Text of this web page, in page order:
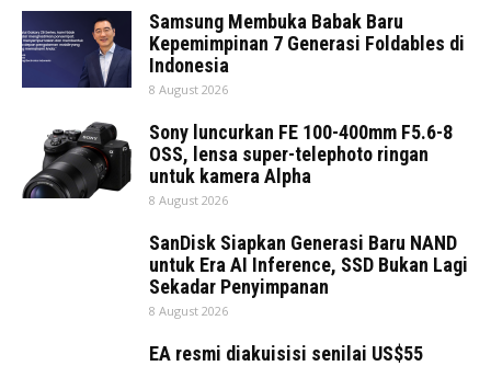
Samsung Membuka Babak Baru
Kepemimpinan 7 Generasi Foldables di
Indonesia
8 August 2026
Sony luncurkan FE 100-400mm F5.6-8
OSS, lensa super-telephoto ringan
untuk kamera Alpha
8 August 2026
SanDisk Siapkan Generasi Baru NAND
untuk Era AI Inference, SSD Bukan Lagi
Sekadar Penyimpanan
8 August 2026
EA resmi diakuisisi senilai US$55